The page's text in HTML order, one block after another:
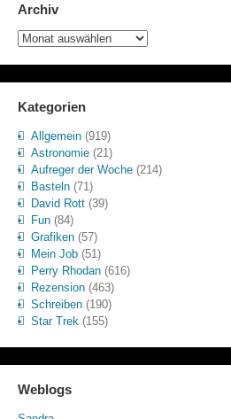
Archiv
Archiv
Kategorien
Allgemein(919)
Astronomie(21)
Aufreger der Woche(214)
Basteln(71)
David Rott(39)
Fun(84)
Grafiken(57)
Mein Job(51)
Perry Rhodan(616)
Rezension(463)
Schreiben(190)
Star Trek(155)
Weblogs